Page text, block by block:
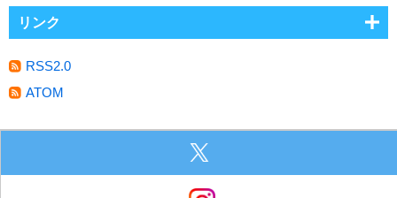
リンク
RSS2.0
ATOM